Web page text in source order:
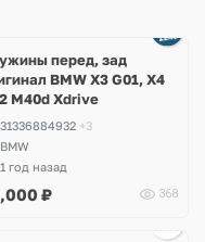
перед, зад
BMW X3 G01, X4
M40d Xdrive
31336884932 +3
BMW
1 год назад
₽ 368